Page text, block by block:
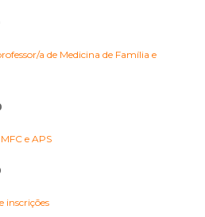
a de Medicina de Família e
e APS
inscrições